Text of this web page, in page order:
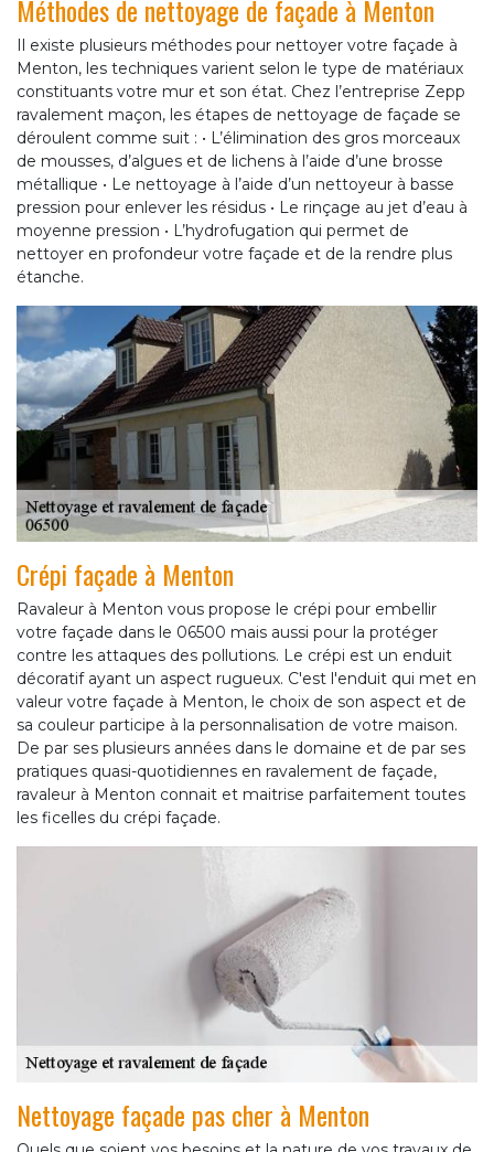
Méthodes de nettoyage de façade à Menton
Il existe plusieurs méthodes pour nettoyer votre façade à
Menton, les techniques varient selon le type de matériaux
constituants votre mur et son état. Chez l’entreprise Zepp
ravalement maçon, les étapes de nettoyage de façade se
déroulent comme suit : • L’élimination des gros morceaux
de mousses, d’algues et de lichens à l’aide d’une brosse
métallique • Le nettoyage à l’aide d’un nettoyeur à basse
pression pour enlever les résidus • Le rinçage au jet d’eau à
moyenne pression • L’hydrofugation qui permet de
nettoyer en profondeur votre façade et de la rendre plus
étanche.
Crépi façade à Menton
Ravaleur à Menton vous propose le crépi pour embellir
votre façade dans le 06500 mais aussi pour la protéger
contre les attaques des pollutions. Le crépi est un enduit
décoratif ayant un aspect rugueux. C'est l'enduit qui met en
valeur votre façade à Menton, le choix de son aspect et de
sa couleur participe à la personnalisation de votre maison.
De par ses plusieurs années dans le domaine et de par ses
pratiques quasi-quotidiennes en ravalement de façade,
ravaleur à Menton connait et maitrise parfaitement toutes
les ficelles du crépi façade.
Nettoyage façade pas cher à Menton